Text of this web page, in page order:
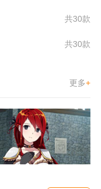
共30款
共30款
更多+